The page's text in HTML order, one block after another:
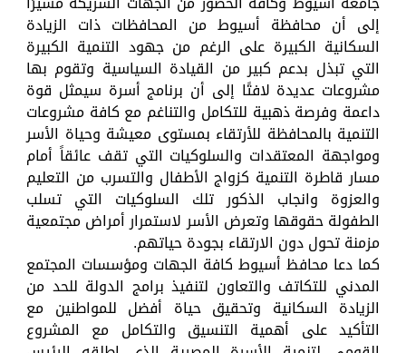
إلى أن محافظة أسيوط من المحافظات ذات الزيادة
السكانية الكبيرة على الرغم من جهود التنمية الكبيرة
التي تبذل بدعم كبير من القيادة السياسية وتقوم بها
مشروعات عديدة لافتًا إلى أن برنامج أسرة سيمثل قوة
داعمة وفرصة ذهبية للتكامل والتناغم مع كافة مشروعات
التنمية بالمحافظة للأرتقاء بمستوى معيشة وحياة الأسر
ومواجهة المعتقدات والسلوكيات التي تقف عائقاً أمام
مسار قاطرة التنمية كزواج الأطفال والتسرب من التعليم
والعزوة وانجاب الذكور تلك السلوكيات التي تسلب
الطفولة حقوقها وتعرض الأسر لاستمرار أمراض مجتمعية
مزمنة تحول دون الارتقاء بجودة حياتهم.
كما دعا محافظ أسيوط كافة الجهات ومؤسسات المجتمع
المدني للتكاتف والتعاون لتنفيذ برامج الدولة للحد من
الزيادة السكانية وتحقيق حياة أفضل للمواطنين مع
التأكيد على أهمية التنسيق والتكامل مع المشروع